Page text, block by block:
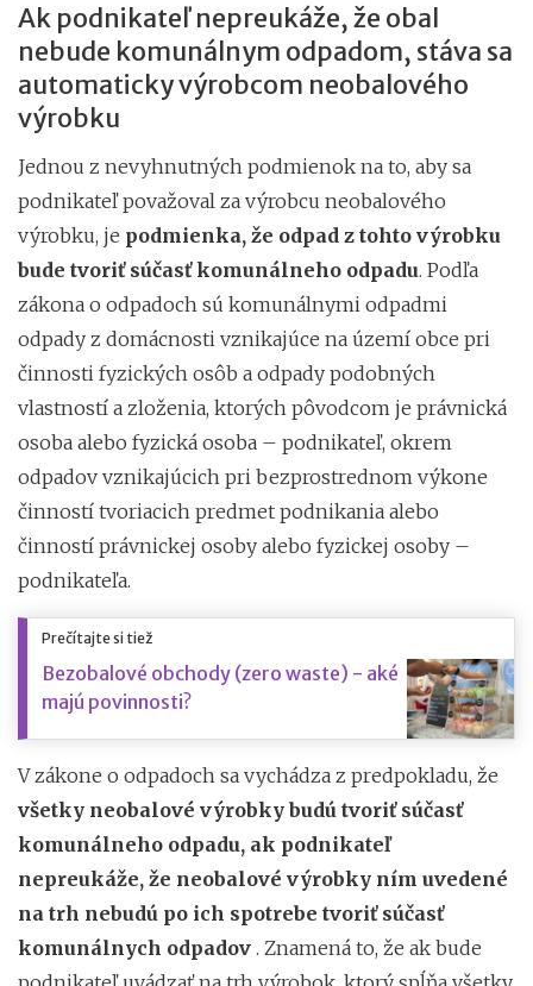
Ak podnikateľ nepreukáže, že obal
nebude komunálnym odpadom, stáva sa
automaticky výrobcom neobalového
výrobku
Jednou z nevyhnutných podmienok na to, aby sa
podnikateľ považoval za výrobcu neobalového
výrobku, je podmienka, že odpad z tohto výrobku
bude tvoriť súčasť komunálneho odpadu. Podľa
zákona o odpadoch sú komunálnymi odpadmi
odpady z domácnosti vznikajúce na území obce pri
činnosti fyzických osôb a odpady podobných
vlastností a zloženia, ktorých pôvodcom je právnická
osoba alebo fyzická osoba – podnikateľ, okrem
odpadov vznikajúcich pri bezprostrednom výkone
činností tvoriacich predmet podnikania alebo
činností právnickej osoby alebo fyzickej osoby –
podnikateľa.
Prečítajte si tiež
Bezobalové obchody (zero waste) - aké
majú povinnosti?
V zákone o odpadoch sa vychádza z predpokladu, že
všetky neobalové výrobky budú tvoriť súčasť
komunálneho odpadu, ak podnikateľ
nepreukáže, že neobalové výrobky ním uvedené
na trh nebudú po ich spotrebe tvoriť súčasť
komunálnych odpadov . Znamená to, že ak bude